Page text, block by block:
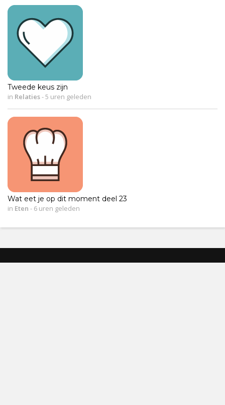
Tweede keus zijn
in Relaties-5 uren geleden
Wat eet je op dit moment deel 23
in Eten - 6 uren geleden
ALGEMENE VOORWAARDEN HUISREGELS CONTACT